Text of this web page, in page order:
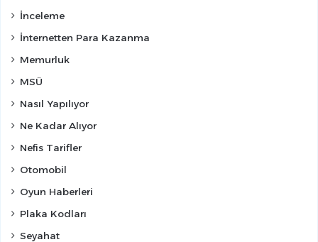
İnceleme
İnternetten Para Kazanma
Memurluk
MSÜ
Nasıl Yapılıyor
Ne Kadar Alıyor
Nefis Tarifler
Otomobil
Oyun Haberleri
Plaka Kodları
Seyahat